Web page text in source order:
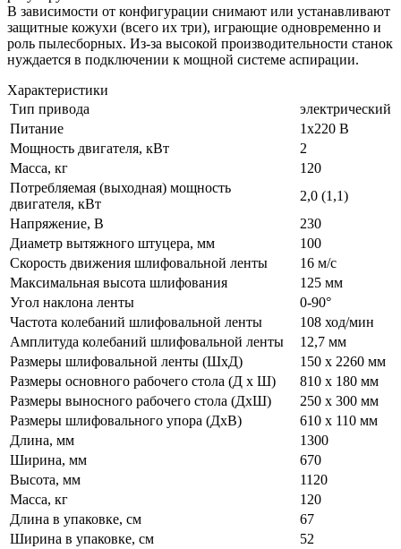
В зависимости от конфигурации снимают или устанавливают
защитные кожухи (всего их три), играющие одновременно и
роль пылесборных. Из-за высокой производительности станок
нуждается в подключении к мощной системе аспирации.
Характеристики
Тип привода
электрический
Питание
1х220 В
Мощность двигателя, кВт
2
Масса, кг
120
Потребляемая (выходная) мощность
двигателя, кВт
2,0 (1,1)
Напряжение, В
230
Диаметр вытяжного штуцера, мм
100
Скорость движения шлифовальной ленты
16 м/с
Максимальная высота шлифования
125 мм
Угол наклона ленты
0-90°
Частота колебаний шлифовальной ленты
108 ход/мин
Амплитуда колебаний шлифовальной ленты
12,7 мм
Размеры шлифовальной ленты (ШxД)
150 x 2260 мм
Размеры основного рабочего стола (Д x Ш)
810 x 180 мм
Размеры выносного рабочего стола (ДхШ)
250 x 300 мм
Размеры шлифовального упора (ДхВ)
610 x 110 мм
Длина, мм
1300
Ширина, мм
670
Высота, мм
1120
Масса, кг
120
Длина в упаковке, см
67
Ширина в упаковке, см
52